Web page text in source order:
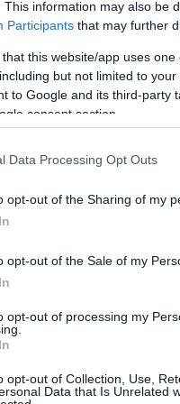
This information may also be
Participants that may further
that this website/app uses
but not limited to
to Google and its third-party
consent section.
Data Processing Opt Outs
opt-out of the Sharing of my
opt-out of the Sale of my
opt-out of processing my
opt-out of Collection, Use,
Data that Is Unrelated
Márcsak azért